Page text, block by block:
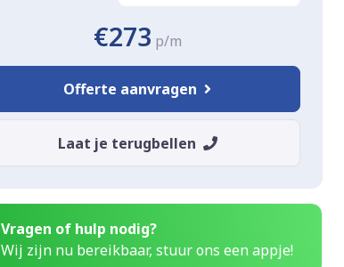
€273 p/m
Offerte aanvragen
Laat je terugbellen
Vragen of hulp nodig?
Wij zijn nu bereikbaar, stuur ons een appje!